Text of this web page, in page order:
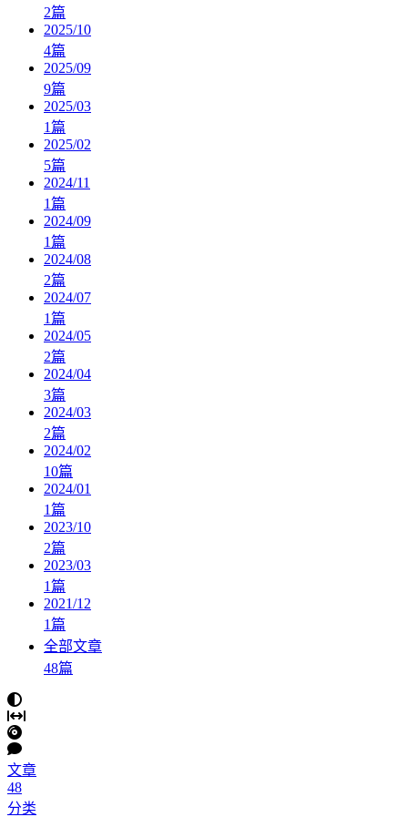
2篇
2025/10
4篇
2025/09
9篇
2025/03
1篇
2025/02
5篇
2024/11
1篇
2024/09
1篇
2024/08
2篇
2024/07
1篇
2024/05
2篇
2024/04
3篇
2024/03
2篇
2024/02
10篇
2024/01
1篇
2023/10
2篇
2023/03
1篇
2021/12
1篇
全部文章
48篇
文章
48
分类